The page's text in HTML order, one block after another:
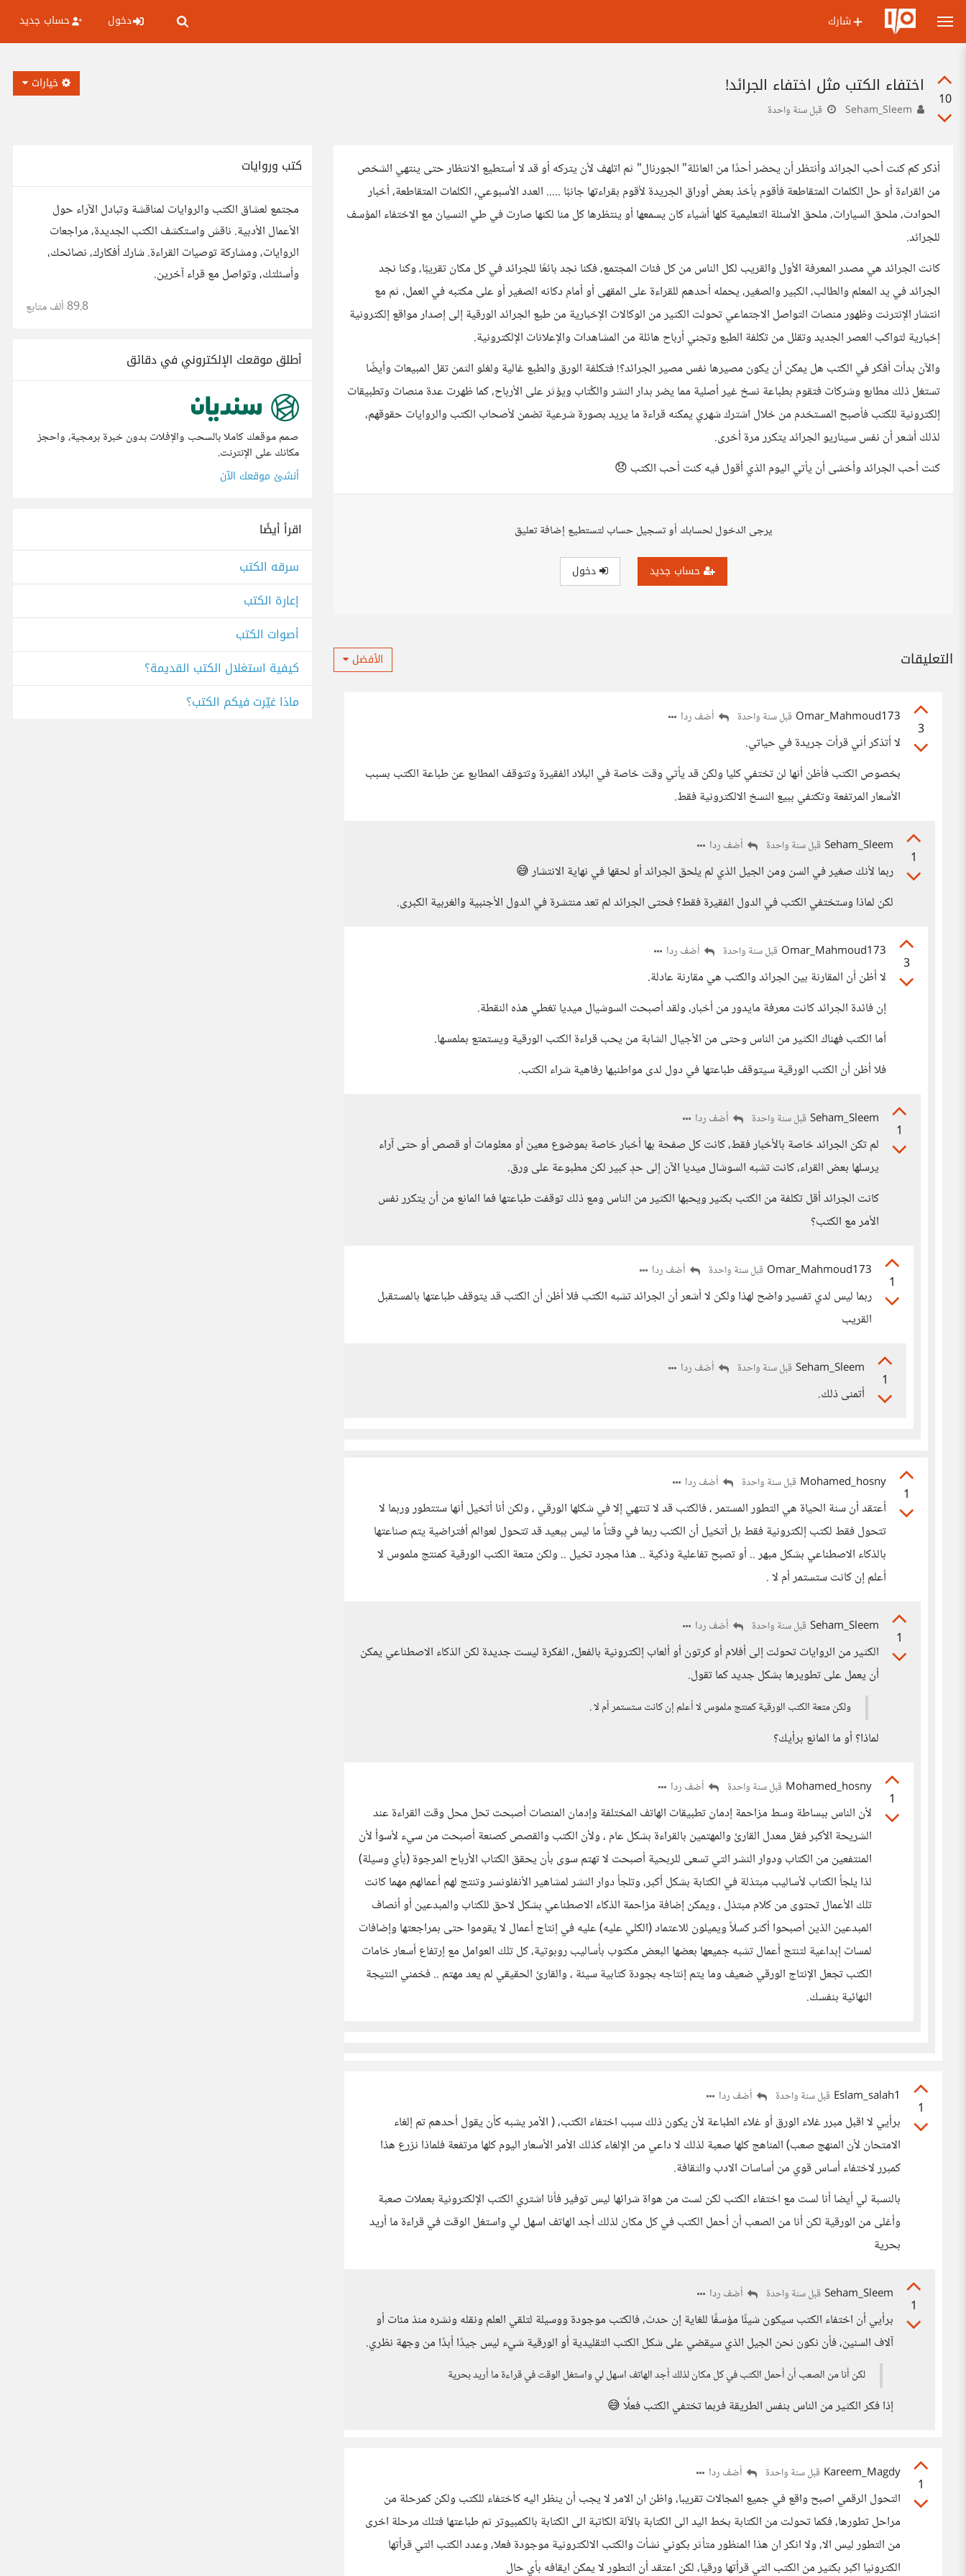
شارك دخول حساب جديد
10
اختفاء الكتب مثل اختفاء الجرائد!
قبل سنة واحدة
خيارات
أذكر كم كنت أحب الجرائد وأنتظر أن يحضر أحدًا من العائلة" الجورنال" ثم اتلهف لأن يتركه أو قد لا أستطيع الانتظار حتى ينتهي الشخص
من القراءة أو حل الكلمات المتقاطعة فأقوم بأخذ بعض أوراق الجريدة لأقوم بقراءتها جانبًا ..... العدد الأسبوعي، الكلمات المتقاطعة، أخبار
الحوادث، ملحق السيارات، ملحق الأسئلة التعليمية كلها أشياء كان يسمعها أو ينتظرها كل منا لكنها صارت في طي النسيان مع الاختفاء المؤسف
للجرائد.
كانت الجرائد هي مصدر المعرفة الأول والقريب لكل الناس من كل فئات المجتمع، فكنا نجد بائعًا للجرائد في كل مكان تقريبًا، وكنا نجد
الجرائد في يد المعلم والطالب، الكبير والصغير، يحمله أحدهم للقراءة على المقهى أو أمام دكانه الصغير أو على مكتبه في العمل، ثم مع
انتشار الإنترنت وظهور منصات التواصل الاجتماعي تحولت الكثير من الوكالات الإخبارية من طبع الجرائد الورقية إلى إصدار مواقع إلكترونية
إخبارية لتواكب العصر الجديد وتقلل من تكلفة الطبع وتجني أرباح هائلة من المشاهدات والإعلانات الإلكترونية.
والآن بدأت أفكر في الكتب هل يمكن أن يكون مصيرها نفس مصير الجرائد؟! فتكلفة الورق والطبع غالية ولغلو الثمن تقل المبيعات وأيضًا
تستغل ذلك مطابع وشركات فتقوم بطباعة نسخ غير أصلية مما يضر بدار النشر والكُتاب ويؤثر على الأرباح، كما ظهرت عدة منصات وتطبيقات
إلكترونية للكتب فأصبح المستخدم من خلال اشترك شهري يمكنه قراءة ما يريد بصورة شرعية تضمن لأصحاب الكتب والروايات حقوقهم،
لذلك أشعر أن نفس سيناريو الجرائد يتكرر مرة أخرى.
كنت أحب الجرائد وأخشى أن يأتي اليوم الذي أقول فيه كنت أحب الكتب 😞
يرجى الدخول لحسابك أو تسجيل حساب لتستطيع إضافة تعليق
حساب جديد دخول
التعليقات الأفضل
3
Omar_Mahmoud173 قبل سنة واحدة أضف ردا
لا أتذكر أني قرأت جريدة في حياتي.
بخصوص الكتب فأظن أنها لن تختفي كليا ولكن قد يأتي وقت خاصة في البلاد الفقيرة وتتوقف المطابع عن طباعة الكتب بسبب
الأسعار المرتفعة وتكتفي ببيع النسخ الالكترونية فقط.
1
Seham_Sleem قبل سنة واحدة أضف ردا
ربما لأنك صغير في السن ومن الجيل الذي لم يلحق الجرائد أو لحقها في نهاية الانتشار 😅
لكن لماذا وستختفي الكتب في الدول الفقيرة فقط؟ فحتى الجرائد لم تعد منتشرة في الدول الأجنبية والغربية الكبرى.
3
Omar_Mahmoud173 قبل سنة واحدة أضف ردا
لا أظن أن المقارنة بين الجرائد والكتب هي مقارنة عادلة.
إن فائدة الجرائد كانت معرفة مايدور من أخبار، ولقد أصبحت السوشيال ميديا تغطي هذه النقطة.
أما الكتب فهناك الكثير من الناس وحتى من الأجيال الشابة من يحب قراءة الكتب الورقية ويستمتع بملمسها.
فلا أظن أن الكتب الورقية سيتوقف طباعتها في دول لدى مواطنيها رفاهية شراء الكتب.
1
Seham_Sleem قبل سنة واحدة أضف ردا
لم تكن الجرائد خاصة بالأخبار فقط، كانت كل صفحة بها أخبار خاصة بموضوع معين أو معلومات أو قصص أو حتى آراء
يرسلها بعض القراء، كانت تشبه السوشال ميديا الآن إلى حدٍ كبير لكن مطبوعة على ورق.
كانت الجرائد أقل تكلفة من الكتب بكثير ويحبها الكثير من الناس ومع ذلك توقفت طباعتها فما المانع من أن يتكرر نفس
الأمر مع الكتب؟
1
Omar_Mahmoud173 قبل سنة واحدة أضف ردا
ربما ليس لدي تفسير واضح لهذا ولكن لا أشعر أن الجرائد تشبه الكتب فلا أظن أن الكتب قد يتوقف طباعتها بالمستقبل
القريب
1
Seham_Sleem قبل سنة واحدة أضف ردا
أتمنى ذلك.
1
Mohamed_hosny قبل سنة واحدة أضف ردا
أعتقد أن سنة الحياة هي التطور المستمر ، فالكتب قد لا تنتهي إلا في شكلها الورقي ، ولكن أنا أتخيل أنها ستتطور وربما لا
تتحول فقط لكتب إلكترونية فقط بل أتخيل أن الكتب ربما في وقتاً ما ليس ببعيد قد تتحول لعوالم أفتراضية يتم صناعتها
بالذكاء الاصطناعي بشكل مبهر .. أو تصبح تفاعلية وذكية .. هذا مجرد تخيل .. ولكن متعة الكتب الورقية كمنتج ملموس لا
أعلم إن كانت ستستمر أم لا .
1
Seham_Sleem قبل سنة واحدة أضف ردا
الكثير من الروايات تحولت إلى أفلام أو كرتون أو ألعاب إلكترونية بالفعل، الفكرة ليست جديدة لكن الذكاء الاصطناعي يمكن
أن يعمل على تطويرها بشكل جديد كما تقول.
ولكن متعة الكتب الورقية كمنتج ملموس لا أعلم إن كانت ستستمر أم لا .
لماذا؟ أو ما المانع برأيك؟
1
Mohamed_hosny قبل سنة واحدة أضف ردا
لأن الناس ببساطة وسط مزاحمة إدمان تطبيقات الهاتف المختلفة وإدمان المنصات أصبحت تحل محل وقت القراءة عند
الشريحة الأكبر فقل معدل القارئ والمهتمين بالقراءة بشكل عام ، ولأن الكتب والقصص كصنعة أصبحت من سيء لأسوأ لأن
المنتفعين من الكتاب ودوار النشر التي تسعى للربحية أصبحت لا تهتم سوى بأن يحقق الكتاب الأرباح المرجوة (بأي وسيلة)
لذا يلجأ الكتاب لأساليب مبتذلة في الكتابة بشكل أكبر، وتلجأ دوار النشر لمشاهير الأنفلونسر وتنتج لهم أعمالهم مهما كانت
تلك الأعمال تحتوى من كلام مبتذل ، ويمكن إضافة مزاحمة الذكاء الاصطناعي بشكل لاحق للكتاب والمبدعين أو أنصاف
المبدعين الذين أصبحوا أكثر كسلاً ويميلون للاعتماد (الكلي عليه) عليه في إنتاج أعمال لا يقوموا حتى بمراجعتها وإضافات
لمسات إبداعية لتنتج أعمال تشبه جميعها بعضها البعض مكتوب بأساليب روبوتية، كل تلك العوامل مع إرتفاع أسعار خامات
الكتب تجعل الإنتاج الورقي ضعيف وما يتم إنتاجه بجودة كتابية سيئة ، والقارئ الحقيقي لم يعد مهتم .. فخمني النتيجة
النهائية بنفسك.
1
Eslam_salah1 قبل سنة واحدة أضف ردا
برأيي لا اقبل مبرر غلاء الورق أو غلاء الطباعة لأن يكون ذلك سبب اختفاء الكتب، ( الأمر يشبه كأن يقول أحدهم تم إلغاء
الامتحان لأن المنهج صعب) المناهج كلها صعبة لذلك لا داعي من الإلغاء كذلك الأمر الأسعار اليوم كلها مرتفعة فلماذا نزرع هذا
كمبرر لاختفاء أساس قوي من أساسات الادب والثقافة.
بالنسبة لي أيضا أنا لست مع اختفاء الكتب لكن لست من هواة شرائها ليس توفير فأنا اشتري الكتب الإلكترونية بعملات صعبة
وأغلى من الورقية لكن أنا من الصعب أن أحمل الكتب في كل مكان لذلك أجد الهاتف اسهل لي واستغل الوقت في قراءة ما أريد
بحرية
1
Seham_Sleem قبل سنة واحدة أضف ردا
برأيي أن اختفاء الكتب سيكون شيئًا مؤسفًا للغاية إن حدث، فالكتب موجودة ووسيلة لتلقي العلم ونقله ونشره منذ مئات أو
آلاف السنين، فأن نكون نحن الجيل الذي سيقضي على شكل الكتب التقليدية أو الورقية شيء ليس جيدًا أبدًا من وجهة نظري.
لكن أنا من الصعب أن أحمل الكتب في كل مكان لذلك أجد الهاتف اسهل لي واستغل الوقت في قراءة ما أريد بحرية
إذا فكر الكثير من الناس بنفس الطريقة فربما تختفي الكتب فعلًا 😅
1
Kareem_Magdy قبل سنة واحدة أضف ردا
التحول الرقمي اصبح واقع في جميع المجالات تقريبا، واظن ان الامر لا يجب أن ينظر اليه كاختفاء للكتب ولكن كمرحلة من
مراحل تطورها، فكما تحولت من الكتابة بخط اليد الى الكتابة بالآلة الكاتبة الى الكتابة بالكمبيوتر ثم طباعتها فتلك مرحلة اخرى
من التطور ليس الا، ولا انكر ان هذا المنظور متأثر بكوني نشأت والكتب الالكترونية موجودة فعلا، وعدد الكتب التي قرأتها
الكترونيا اكبر بكثير من الكتب التي قرأتها ورقيا، لكن اعتقد أن التطور لا يمكن ايقافه بأي حال
كتب وروايات
مجتمع لعشاق الكتب والروايات لمناقشة وتبادل الآراء حول
الأعمال الأدبية. ناقش واستكشف الكتب الجديدة، مراجعات
الروايات، ومشاركة توصيات القراءة. شارك أفكارك، نصائحك،
وأسئلتك، وتواصل مع قراء آخرين.
89.8 ألف متابع
أطلق موقعك الإلكتروني في دقائق
صمم موقعك كاملا بالسحب والإفلات بدون خبرة برمجية، واحجز
مكانك على الإنترنت.
أنشئ موقعك الآن
اقرأ أيضًا
سرقه الكتب
إعارة الكتب
أصوات الكتب
كيفية استغلال الكتب القديمة؟
ماذا غيّرت فيكم الكتب؟